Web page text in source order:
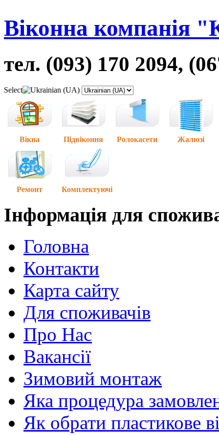
Віконна компанія
тел. (093) 170 2094,
Select
Вікна Підвіконня Ролокасети Жалюзі
Ремонт Комплектуючі
Інформація для
Головна
Контакти
Карта сайту
Для споживачів
Про Нас
Вакансії
Зимовий монтаж
Яка процедура
Як обрати пластикове